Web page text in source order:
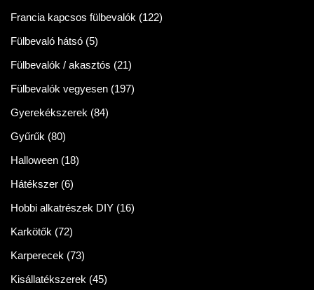
Francia kapcsos fülbevalók (122)
Fülbevaló hátsó (5)
Fülbevalók / akasztós (21)
Fülbevalók vegyesen (197)
Gyerekékszerek (84)
Gyűrűk (80)
Halloween (18)
Hátékszer (6)
Hobbi alkatrészek DIY (16)
Karkötők (72)
Karperecek (73)
Kisállatékszerek (45)